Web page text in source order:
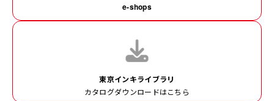
e-shops
東京インキライブラリ
カタログダウンロードはこちら